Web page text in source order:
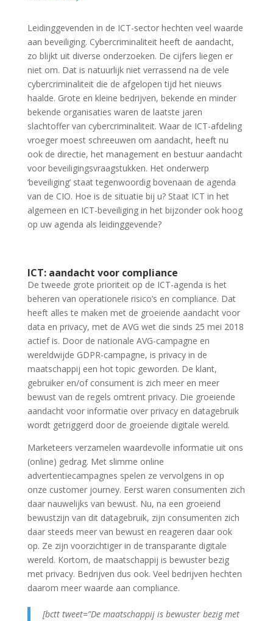
Leidinggevenden in de ICT-sector hechten veel waarde
aan beveiliging. Cybercriminaliteit heeft de aandacht,
zo blijkt uit diverse onderzoeken. De cijfers liegen er
niet om. Dat is natuurlijk niet verrassend na de vele
cybercriminaliteit die de afgelopen tijd het nieuws
haalde. Grote en kleine bedrijven, bekende en minder
bekende organisaties waren de laatste jaren
slachtoffer van cybercriminaliteit. Waar de ICT-afdeling
vroeger moest schreeuwen om aandacht, heeft nu
ook de directie, het management en bestuur aandacht
voor beveiligingsvraagstukken. Het onderwerp
‘beveiliging’ staat tegenwoordig bovenaan de agenda
van de CIO. Hoe is de situatie bij u? Staat ICT in het
algemeen en ICT-beveiliging in het bijzonder ook hoog
op uw agenda als leidinggevende?
ICT: aandacht voor compliance
De tweede grote prioriteit op de ICT-agenda is het
beheren van operationele risico’s en compliance. Dat
heeft alles te maken met de groeiende aandacht voor
data en privacy, met de AVG wet die sinds 25 mei 2018
actief is. Door de nationale AVG-campagne en
wereldwijde GDPR-campagne, is privacy in de
maatschappij een hot topic geworden. De klant,
gebruiker en/of consument is zich meer en meer
bewust van de regels omtrent privacy. Die groeiende
aandacht voor informatie over privacy en datagebruik
wordt getriggerd door de groeiende digitale wereld.
Marketeers verzamelen waardevolle informatie uit ons
(online) gedrag. Met slimme online
advertentiecampagnes spelen ze vervolgens in op
onze customer journey. Eerst waren consumenten zich
daar nauwelijks van bewust. Nu, na een groeiend
bewustzijn van dit datagebruik, zijn consumenten zich
daar steeds meer van bewust en reageren daar ook
op. Ze zijn voorzichtiger in de transparante digitale
wereld. Kortom, de maatschappij is bewuster bezig
met privacy. Bedrijven dus ook. Veel bedrijven hechten
daarom meer waarde aan compliance.
[bctt tweet=”De maatschappij is bewuster bezig met